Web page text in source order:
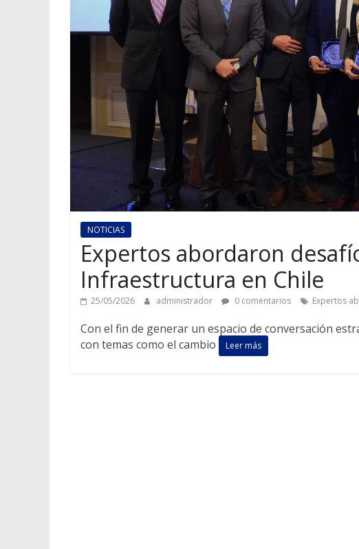
NOTICIAS
Expertos abordaron
Infraestructura en Chile
25/05/2026 administrador 0 comentarios Expertos
Con el fin de generar un espacio de conversación
con temas como el cambio
Leer más